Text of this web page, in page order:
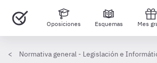
Oposiciones Esquemas Mes
Normativa general - Legislación e